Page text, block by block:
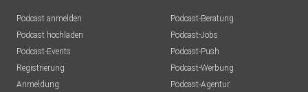
Podcast anmelden
Podcast hochladen
Podcast-Events
Registrierung
Anmeldung
Podcast-Beratung
Podcast-Jobs
Podcast-Push
Podcast-Werbung
Podcast-Agentur